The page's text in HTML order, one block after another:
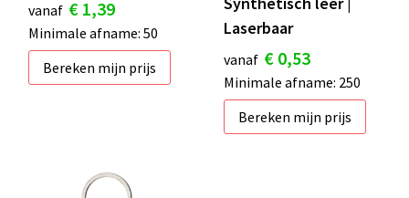
vanaf € 1,39
Minimale afname: 50
Bereken mijn prijs
Laserbaar
vanaf € 0,53
Minimale afname: 250
Bereken mijn prijs